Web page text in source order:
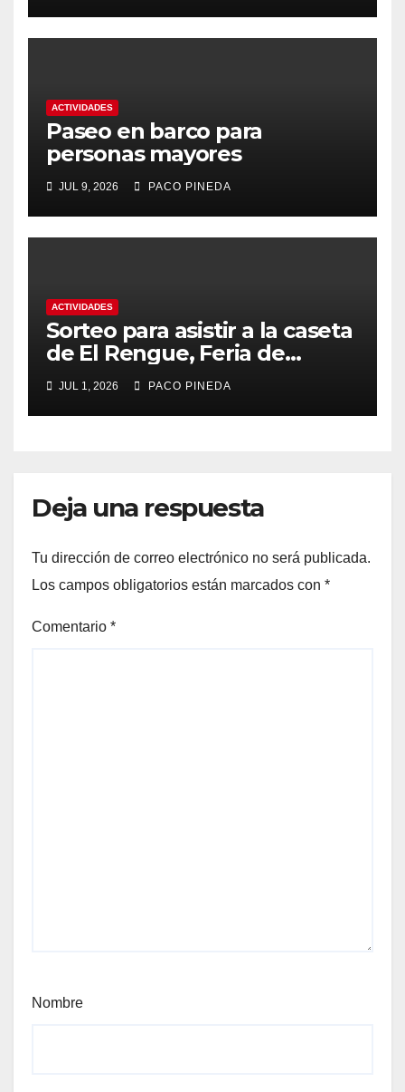
ACTIVIDADES
Paseo en barco para
personas mayores
JUL 9, 2026 PACO PINEDA
ACTIVIDADES
Sorteo para asistir a la caseta
de El Rengue, Feria de
Málaga 2026
JUL 1, 2026 PACO PINEDA
Deja una respuesta
Tu dirección de correo electrónico no será publicada.
Los campos obligatorios están marcados con *
Comentario *
Nombre